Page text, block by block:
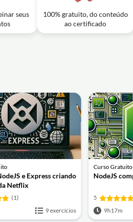
seus
100% gratuito, do conteúdo
ao certificado
e Express criando
Netflix
(1)
9 exercícios
Curso Gratuito
NodeJS
5
9h17m